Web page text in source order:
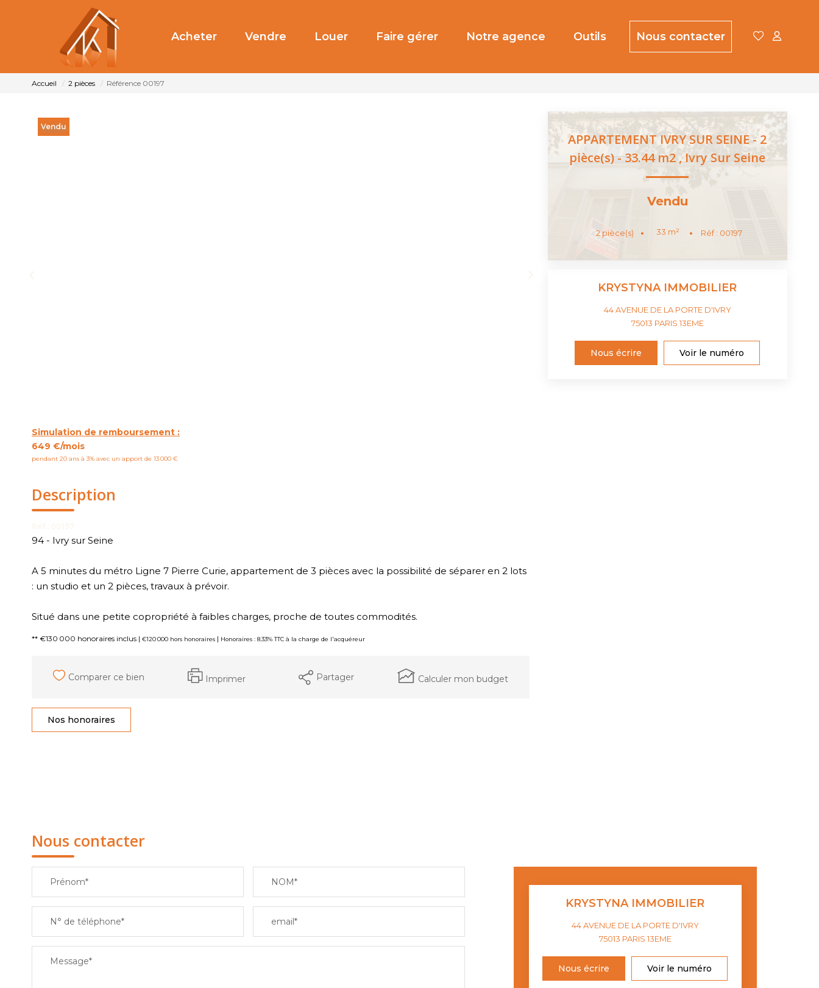
Acheter Vendre Louer Faire gérer Notre agence Outils Nous contacter
Accueil 2 pièces Référence 00197
Vendu
Simulation de remboursement :
649 €/mois
pendant 20 ans à 3% avec un apport de 13 000 €
Description
94 - Ivry sur Seine
A 5 minutes du métro Ligne 7 Pierre Curie, appartement de 3 pièces avec la possibilité de séparer en 2 lots
: un studio et un 2 pièces, travaux à prévoir.
Situé dans une petite copropriété à faibles charges, proche de toutes commodités.
** €130 000 honoraires inclus | €120 000 hors honoraires | Honoraires : 8.33% TTC à la charge de l'acquéreur
Comparer ce bien Imprimer Partager Calculer mon budget
Nos honoraires
APPARTEMENT IVRY SUR SEINE - 2
pièce(s) - 33.44 m2 , Ivry Sur Seine
Vendu
2 pièce(s) 33 m² Réf : 00197
KRYSTYNA IMMOBILIER
44 AVENUE DE LA PORTE D'IVRY
75013 PARIS 13EME
Nous écrire Voir le numéro
Nous contacter
Prénom* NOM*
N° de téléphone* email*
Message*
KRYSTYNA IMMOBILIER
44 AVENUE DE LA PORTE D'IVRY
75013 PARIS 13EME
Nous écrire Voir le numéro